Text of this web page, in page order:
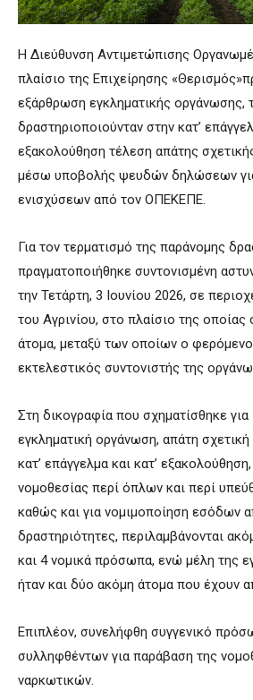
Η Διεύθυνση Αντιμετώπισης
πλαίσιο της Επιχείρησης
εξάρθρωση εγκληματικής οργάνωσης,
δραστηριοποιούνταν στην κατ’
εξακολούθηση τέλεση απάτης
μέσω υποβολής ψευδών δηλώσεων
ενισχύσεων από τον ΟΠΕΚΕΠΕ.
Για τον τερματισμό της παράνομης
πραγματοποιήθηκε συντονισμένη
την Τετάρτη, 3 Ιουνίου 2026, σε
του Αγρινίου, στο πλαίσιο της
άτομα, μεταξύ των οποίων ο
εκτελεστικός συντονιστής της
Στη δικογραφία που σχηματίσθηκε
εγκληματική οργάνωση, απάτη σχετική
κατ’ επάγγελμα και κατ’
νομοθεσίας περί όπλων και περί
καθώς και για νομιμοποίηση εσόδων
δραστηριότητες, περιλαμβάνονται
και 4 νομικά πρόσωπα, ενώ μέλη της
ήταν και δύο ακόμη άτομα που έχουν
Επιπλέον, συνελήφθη συγγενικό
συλληφθέντων για παράβαση της
ναρκωτικών.